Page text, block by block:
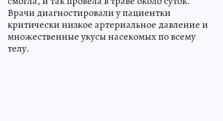
Врачи диагностировали у пациентки
критически низкое артериальное давление и
множественные укусы насекомых по всему
телу.